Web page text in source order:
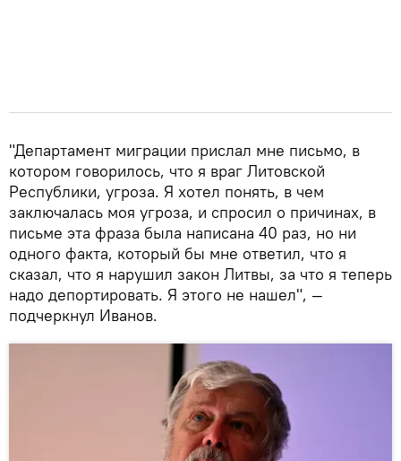
"Департамент миграции прислал мне письмо, в
котором говорилось, что я враг Литовской
Республики, угроза. Я хотел понять, в чем
заключалась моя угроза, и спросил о причинах, в
письме эта фраза была написана 40 раз, но ни
одного факта, который бы мне ответил, что я
сказал, что я нарушил закон Литвы, за что я теперь
надо депортировать. Я этого не нашел", —
подчеркнул Иванов.